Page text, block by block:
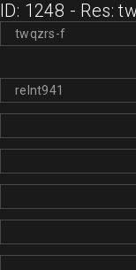
ID: 1248 - Res: